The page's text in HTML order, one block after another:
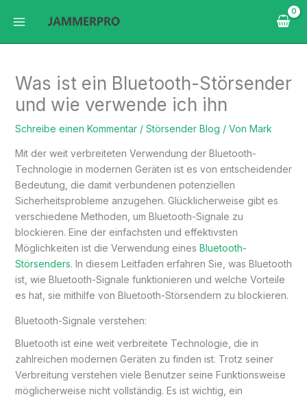
Inhalt
Was ist ein Bluetooth-Störsender
und wie verwende ich ihn
Schreibe einen Kommentar / Störsender Blog / Von Mark
Mit der weit verbreiteten Verwendung der Bluetooth-
Technologie in modernen Geräten ist es von entscheidender
Bedeutung, die damit verbundenen potenziellen
Sicherheitsprobleme anzugehen. Glücklicherweise gibt es
verschiedene Methoden, um Bluetooth-Signale zu
blockieren. Eine der einfachsten und effektivsten
Möglichkeiten ist die Verwendung eines Bluetooth-
Störsenders. In diesem Leitfaden erfahren Sie, was Bluetooth
ist, wie Bluetooth-Signale funktionieren und welche Vorteile
es hat, sie mithilfe von Bluetooth-Störsendern zu blockieren.
Bluetooth-Signale verstehen:
Bluetooth ist eine weit verbreitete Technologie, die in
zahlreichen modernen Geräten zu finden ist. Trotz seiner
Verbreitung verstehen viele Benutzer seine Funktionsweise
möglicherweise nicht vollständig. Es ist wichtig, ein